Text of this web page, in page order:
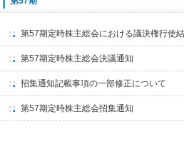
第57期定時株主総会における議決権行使
第57期定時株主総会決議通知
招集通知記載事項の一部修正について
第57期定時株主総会招集通知